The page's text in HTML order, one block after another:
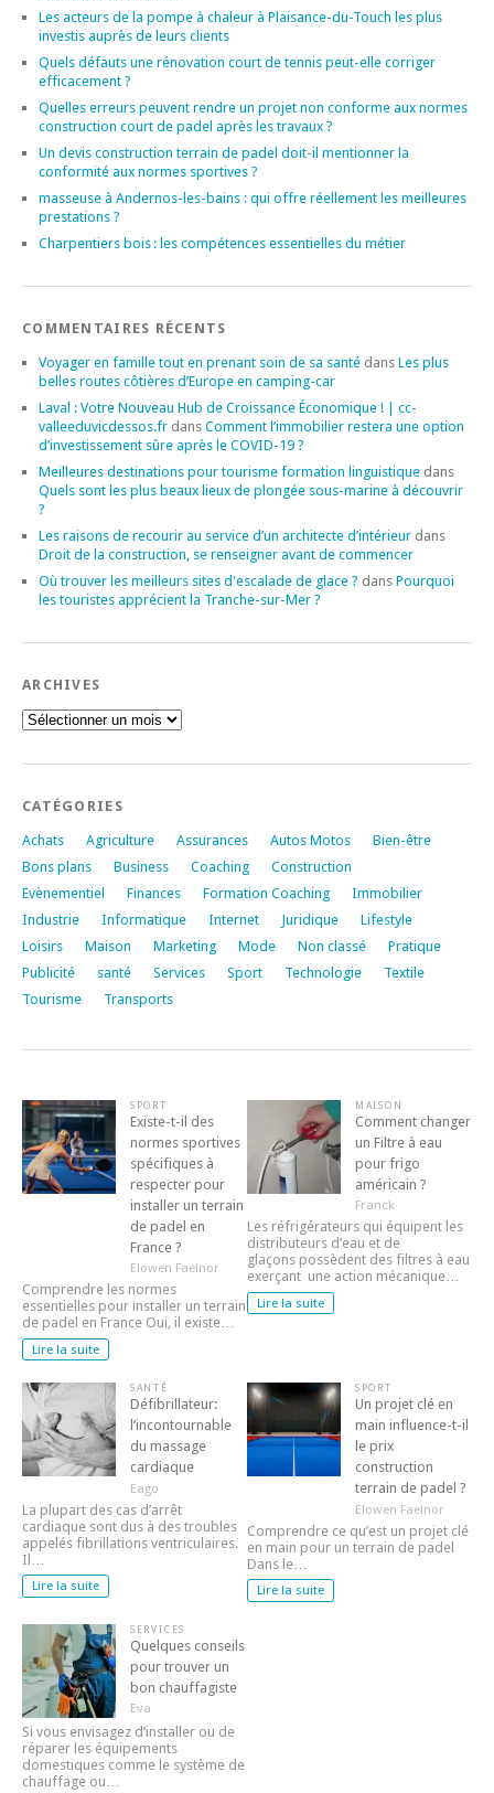
Les acteurs de la pompe à chaleur à Plaisance-du-Touch les plus
investis auprès de leurs clients
Quels défauts une rénovation court de tennis peut-elle corriger
efficacement ?
Quelles erreurs peuvent rendre un projet non conforme aux normes
construction court de padel après les travaux ?
Un devis construction terrain de padel doit-il mentionner la
conformité aux normes sportives ?
masseuse à Andernos-les-bains : qui offre réellement les meilleures
prestations ?
Charpentiers bois : les compétences essentielles du métier
COMMENTAIRES RÉCENTS
Voyager en famille tout en prenant soin de sa santé dans Les plus
belles routes côtières d’Europe en camping-car
Laval : Votre Nouveau Hub de Croissance Économique ! | cc-
valleeduvicdessos.fr dans Comment l’immobilier restera une option
d’investissement sûre après le COVID-19 ?
Meilleures destinations pour tourisme formation linguistique dans
Quels sont les plus beaux lieux de plongée sous-marine à découvrir
?
Les raisons de recourir au service d’un architecte d’intérieur dans
Droit de la construction, se renseigner avant de commencer
Où trouver les meilleurs sites d'escalade de glace ? dans Pourquoi
les touristes apprécient la Tranche-sur-Mer ?
ARCHIVES
Archives
CATÉGORIES
Achats Agriculture Assurances Autos Motos
Bien-être
Bons plans
Business Coaching
Construction
Evènementiel
Finances Formation Coaching
Immobilier
Industrie
Informatique Internet Juridique
Lifestyle
Loisirs
Maison Marketing Mode Non classé
Pratique
Publicité
santé Services Sport Technologie
Textile
Tourisme
Transports
SPORT
Existe-t-il des
normes sportives
spécifiques à
respecter pour
installer un terrain
de padel en
France ?
Elowen Faelnor
Comprendre les normes
essentielles pour installer un terrain
de padel en France Oui, il existe…
Lire la suite
MAISON
Comment changer
un Filtre à eau
pour frigo
américain ?
Franck
Les réfrigérateurs qui équipent les
distributeurs d’eau et de
glaçons possèdent des filtres à eau
exerçant une action mécanique…
Lire la suite
SANTÉ
Défibrillateur:
l’incontournable
du massage
cardiaque
Eago
La plupart des cas d’arrêt
cardiaque sont dus à des troubles
appelés fibrillations ventriculaires.
Il…
Lire la suite
SPORT
Un projet clé en
main influence-t-il
le prix
construction
terrain de padel ?
Elowen Faelnor
Comprendre ce qu’est un projet clé
en main pour un terrain de padel
Dans le…
Lire la suite
SERVICES
Quelques conseils
pour trouver un
bon chauffagiste
Eva
Si vous envisagez d’installer ou de
réparer les équipements
domestiques comme le système de
chauffage ou…